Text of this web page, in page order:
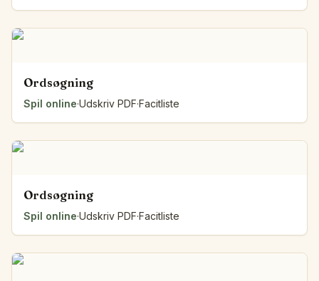
Ordsøgning
Spil online·Udskriv PDF·Facitliste
Ordsøgning
Spil online·Udskriv PDF·Facitliste